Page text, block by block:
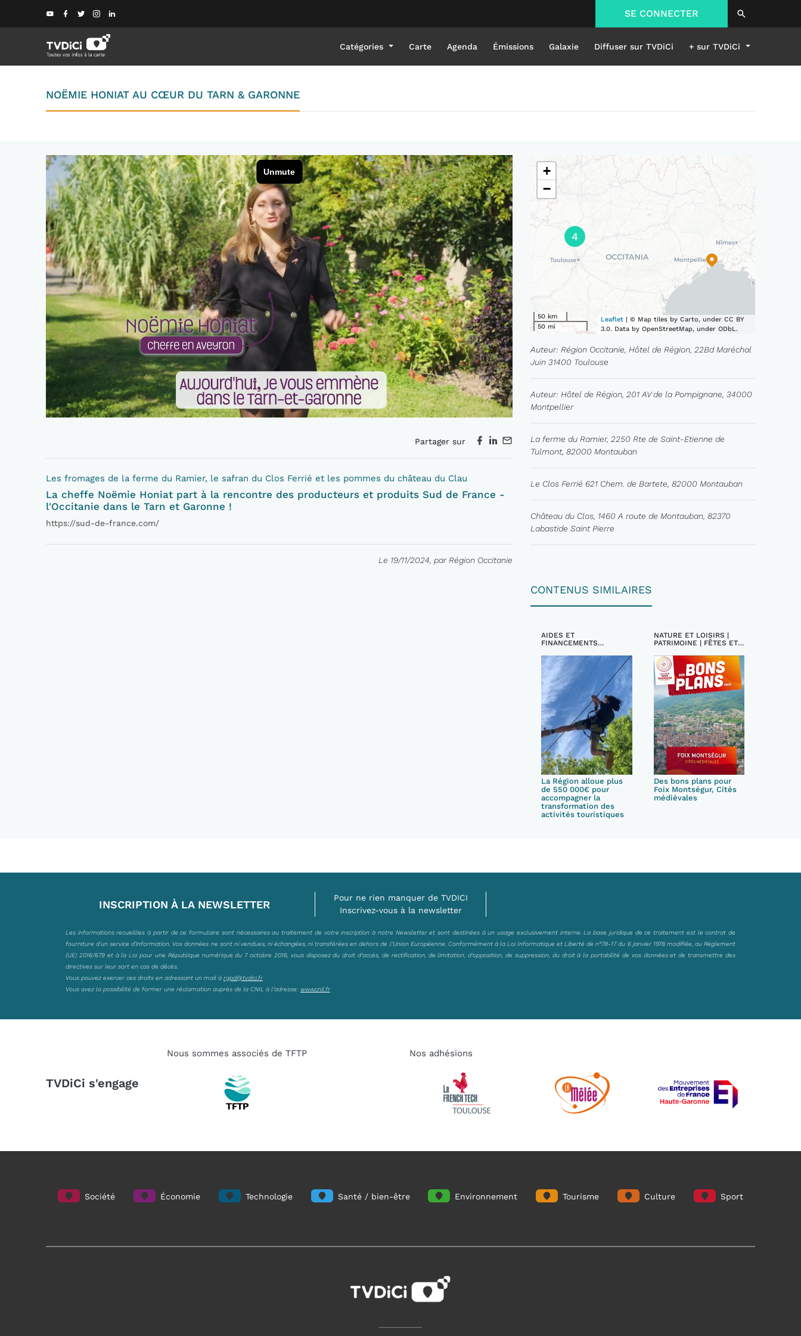
SE CONNECTER
Catégories Carte Agenda Émissions Galaxie Diffuser sur TVDiCi + sur TVDiCi
NOËMIE HONIAT AU CŒUR DU TARN & GARONNE
Partager sur
Les fromages de la ferme du Ramier, le safran du Clos Ferrié et les pommes du château du Clau
La cheffe Noëmie Honiat part à la rencontre des producteurs et produits Sud de France -
l'Occitanie dans le Tarn et Garonne !
https://sud-de-france.com/
Le 19/11/2024, par Région Occitanie
4
+
−
50 km
50 mi
Leaflet | © Map tiles by Carto, under CC BY
3.0. Data by OpenStreetMap, under ODbL.
Auteur: Région Occitanie, Hôtel de Région, 22Bd Maréchal
Juin 31400 Toulouse
Auteur: Hôtel de Région, 201 AV de la Pompignane, 34000
Montpellier
La ferme du Ramier, 2250 Rte de Saint-Etienne de
Tulmont, 82000 Montauban
Le Clos Ferrié 621 Chem. de Bartete, 82000 Montauban
Château du Clos, 1460 A route de Montauban, 82370
Labastide Saint Pierre
CONTENUS SIMILAIRES
AIDES ET
FINANCEMENTS
La Région alloue plus
de 550 000€ pour
accompagner la
transformation des
activités touristiques
NATURE ET LOISIRS |
PATRIMOINE | FÊTES ET
INCONTOURNABLES
Des bons plans pour
Foix Montségur, Cités
médiévales
INSCRIPTION À LA NEWSLETTER
Pour ne rien manquer de TVDICI
Inscrivez-vous à la newsletter
Les informations recueillies à partir de ce formulaire sont nécessaires au traitement de votre inscription à notre Newsletter et sont destinées à un usage exclusivement interne. La base juridique de ce traitement est le contrat de
fourniture d’un service d’information. Vos données ne sont ni vendues, ni échangées, ni transférées en dehors de l’Union Européenne. Conformément à la Loi Informatique et Liberté de n°78-17 du 6 janvier 1978 modifiée, au Règlement
(UE) 2016/679 et à la Loi pour une République numérique du 7 octobre 2016, vous disposez du droit d’accès, de rectification, de limitation, d’opposition, de suppression, du droit à la portabilité de vos données et de transmettre des
directives sur leur sort en cas de décès.
Vous pouvez exercer ces droits en adressant un mail à rgpd@tvdici.fr
Vous avez la possibilité de former une réclamation auprès de la CNIL à l’adresse: www.cnil.fr
TVDiCi s'engage
Nous sommes associés de TFTP Nos adhésions
Société Économie Technologie Santé / bien-être Environnement Tourisme Culture Sport